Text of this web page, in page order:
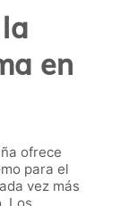
en
ofrece
para el
vez más